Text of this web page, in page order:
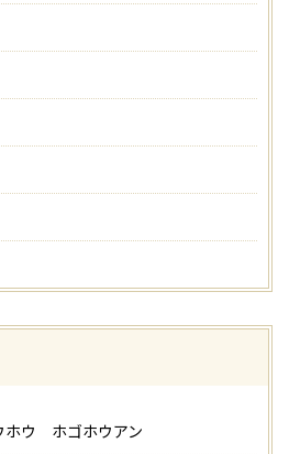
ウ ホゴホウアン